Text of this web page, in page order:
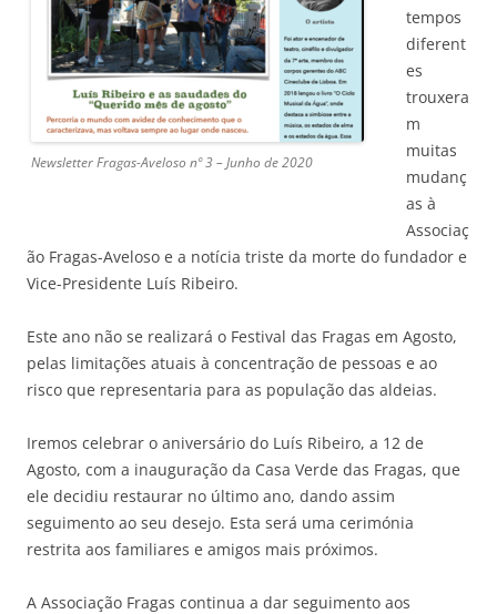
Newsletter Fragas-Aveloso nº 3 – Junho de 2020
tempos
diferent
es
trouxera
m
muitas
mudanç
as à
Associaç
ão Fragas-Aveloso e a notícia triste da morte do fundador e
Vice-Presidente Luís Ribeiro.
Este ano não se realizará o Festival das Fragas em Agosto,
pelas limitações atuais à concentração de pessoas e ao
risco que representaria para as população das aldeias.
Iremos celebrar o aniversário do Luís Ribeiro, a 12 de
Agosto, com a inauguração da Casa Verde das Fragas, que
ele decidiu restaurar no último ano, dando assim
seguimento ao seu desejo. Esta será uma cerimónia
restrita aos familiares e amigos mais próximos.
A Associação Fragas continua a dar seguimento aos